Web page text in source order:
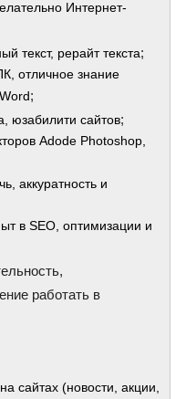
Интернет-
текст, рерайт текста;
отличное знание
;
юзабилити сайтов;
Adode Photoshop,
аккуратность и
в SEO, оптимизации и
работать в
сайтах (новости, акции,